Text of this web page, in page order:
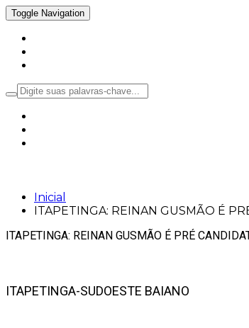
Toggle Navigation
Inicial
ITAPETINGA: REINAN GUSMÃO É
ITAPETINGA: REINAN GUSMÃO É PRÉ
ITAPETINGA-SUDOESTE BAIANO